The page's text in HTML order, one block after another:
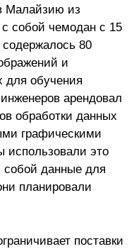
Малайзию из
собой чемодан с 15
80
и
для обучения
арендовал
обработки данных
графическими
использовали это
собой данные для
планировали
поставки